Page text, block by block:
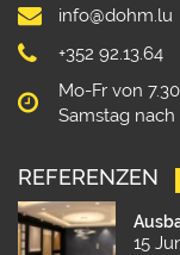
info@dohm.lu
+352 92.13.64
Mo-Fr von
Samstag
REFERENZEN
15